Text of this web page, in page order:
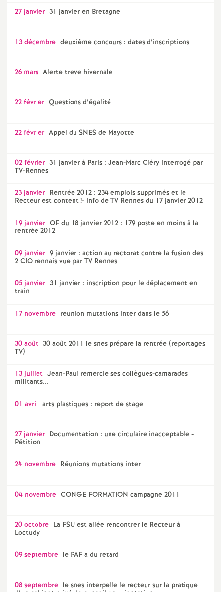
27 janvier 31 janvier en Bretagne
13 décembre deuxième concours : dates d’inscriptions
26 mars Alerte treve hivernale
22 février Questions d’égalité
22 février Appel du SNES de Mayotte
02 février 31 janvier à Paris : Jean-Marc Cléry interrogé par
TV-Rennes
23 janvier Rentrée 2012 : 234 emplois supprimés et le
Recteur est content!- info de TV Rennes du 17 janvier 2012
19 janvier OF du 18 janvier 2012 : 179 poste en moins à la
rentrée 2012
09 janvier 9 janvier : action au rectorat contre la fusion des
2 CIO rennais vue par TV Rennes
05 janvier 31 janvier : inscription pour le déplacement en
train
17 novembre reunion mutations inter dans le 56
30 août 30 août 2011 le snes prépare la rentrée (reportages
TV)
13 juillet Jean-Paul remercie ses collègues-camarades
militants...
01 avril arts plastiques : report de stage
27 janvier Documentation : une circulaire inacceptable -
Pétition
24 novembre Réunions mutations inter
04 novembre CONGE FORMATION campagne 2011
20 octobre La FSU est allée rencontrer le Recteur à
Loctudy
09 septembre le PAF a du retard
08 septembre le snes interpelle le recteur sur la pratique